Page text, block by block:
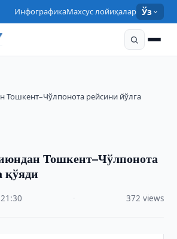
ИнфографикаМахсус лойиҳалар Ўз
Тошкент–Чўлпонота рейсини йўлга
Тошкент–Чўлпонота
қўяди
·21:30 372 views